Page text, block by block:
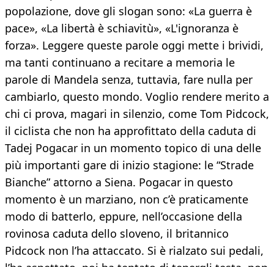
popolazione, dove gli slogan sono: «La guerra è
pace», «La libertà è schiavitù», «L'ignoranza è
forza». Leggere queste parole oggi mette i brividi,
ma tanti continuano a recitare a memoria le
parole di Mandela senza, tuttavia, fare nulla per
cambiarlo, questo mondo. Voglio rendere merito a
chi ci prova, magari in silenzio, come Tom Pidcock,
il ciclista che non ha approfittato della caduta di
Tadej Pogacar in un momento topico di una delle
più importanti gare di inizio stagione: le “Strade
Bianche” attorno a Siena. Pogacar in questo
momento è un marziano, non c’è praticamente
modo di batterlo, eppure, nell’occasione della
rovinosa caduta dello sloveno, il britannico
Pidcock non l’ha attaccato. Si è rialzato sui pedali,